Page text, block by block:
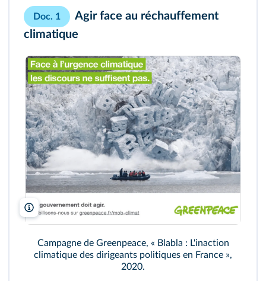
Doc. 1
Agir face au réchauffement
climatique
Strike/Greenpeace
Campagne de Greenpeace, « Blabla : L'inaction
climatique des dirigeants politiques en France »,
2020.